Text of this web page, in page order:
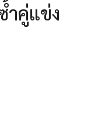
ำคู่แข่ง